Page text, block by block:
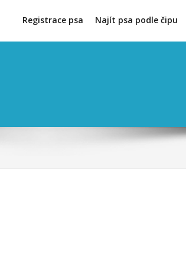
Registrace psa Najít psa podle čipu